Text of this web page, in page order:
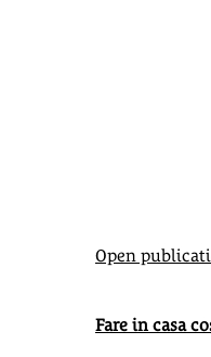
Open
Fare in casa